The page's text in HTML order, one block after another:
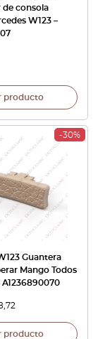
consola
W123 –
producto
-30%
Guantera
Mango Todos
A1236890070
producto